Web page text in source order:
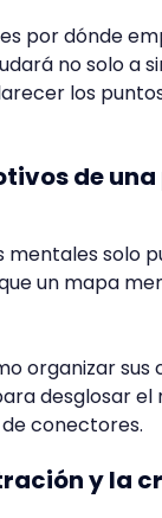
por dónde
no solo a
los
de
mentales solo
un mapa
organizar sus
desglosar el
conectores.
y la